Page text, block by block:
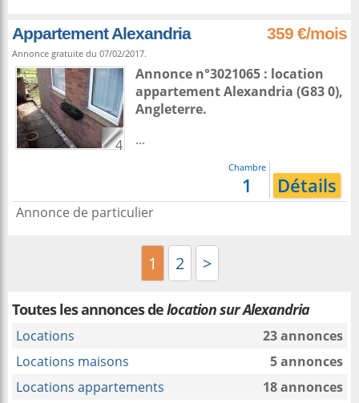
Appartement Alexandria 359 €/mois
Annonce gratuite du 07/02/2017.
4
Annonce n°3021065 : location
appartementAlexandria (G83 0),
Angleterre.
...
Chambre
1 Détails
Annonce de particulier
1 2 >
Toutes les annonces delocation sur Alexandria
Locations
23 annonces
Locations maisons
5 annonces
Locations appartements
18 annonces